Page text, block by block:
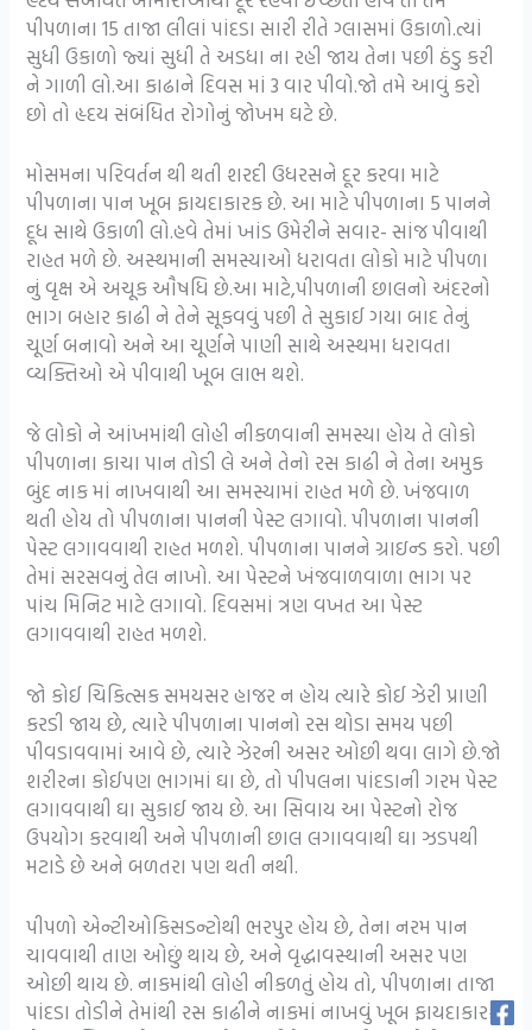
પીપળાના 15 તાજા લીલાં પાંદડા સારી રીતે ગ્લાસમાં ઉકાળો.ત્યાં
સુધી ઉકાળો જ્યાં સુધી તે અડધા ના રહી જાય તેના પછી ઠંડુ કરી
ને ગાળી લો.આ કાઢાને દિવસ માં 3 વાર પીવો.જો તમે આવું કરો
છો તો હૃદય સંબંધિત રોગોનું જોખમ ઘટે છે.
મોસમના પરિવર્તન થી થતી શરદી ઉધરસને દૂર કરવા માટે
પીપળાના પાન ખૂબ ફાયદાકારક છે. આ માટે પીપળાના 5 પાનને
દૂધ સાથે ઉકાળી લો.હવે તેમાં ખાંડ ઉમેરીને સવાર- સાંજ પીવાથી
રાહત મળે છે. અસ્થમાની સમસ્યાઓ ધરાવતા લોકો માટે પીપળા
નું વૃક્ષ એ અચૂક ઔષધિ છે.આ માટે,પીપળાની છાલનો અંદરનો
ભાગ બહાર કાઢી ને તેને સૂકવવું પછી તે સુકાઈ ગયા બાદ તેનું
ચૂર્ણ બનાવો અને આ ચૂર્ણને પાણી સાથે અસ્થમા ધરાવતા
વ્યક્તિઓ એ પીવાથી ખૂબ લાભ થશે.
જે લોકો ને આંખમાંથી લોહી નીકળવાની સમસ્યા હોય તે લોકો
પીપળાના કાચા પાન તોડી લે અને તેનો રસ કાઢી ને તેના અમુક
બુંદ નાક માં નાખવાથી આ સમસ્યામાં રાહત મળે છે. ખંજવાળ
થતી હોય તો પીપળાના પાનની પેસ્ટ લગાવો. પીપળાના પાનની
પેસ્ટ લગાવવાથી રાહત મળશે. પીપળાના પાનને ગ્રાઇન્ડ કરો. પછી
તેમાં સરસવનું તેલ નાખો. આ પેસ્ટને ખંજવાળવાળા ભાગ પર
પાંચ મિનિટ માટે લગાવો. દિવસમાં ત્રણ વખત આ પેસ્ટ
લગાવવાથી રાહત મળશે.
જો કોઈ ચિકિત્સક સમયસર હાજર ન હોય ત્યારે કોઈ ઝેરી પ્રાણી
કરડી જાય છે, ત્યારે પીપળાના પાનનો રસ થોડા સમય પછી
પીવડાવવામાં આવે છે, ત્યારે ઝેરની અસર ઓછી થવા લાગે છે.જો
શરીરના કોઈપણ ભાગમાં ઘા છે, તો પીપલના પાંદડાની ગરમ પેસ્ટ
લગાવવાથી ઘા સુકાઈ જાય છે. આ સિવાય આ પેસ્ટનો રોજ
ઉપયોગ કરવાથી અને પીપળાની છાલ લગાવવાથી ઘા ઝડપથી
મટાડે છે અને બળતરા પણ થતી નથી.
પીપળો એન્ટીઓકિસડન્ટોથી ભરપુર હોય છે, તેના નરમ પાન
ચાવવાથી તાણ ઓછું થાય છે, અને વૃદ્ધાવસ્થાની અસર પણ
ઓછી થાય છે. નાકમાંથી લોહી નીકળતું હોય તો, પીપળાના તાજા
પાંદડા તોડીને તેમાંથી રસ કાઢીને નાકમાં નાખવું ખૂબ ફાયદાકારક